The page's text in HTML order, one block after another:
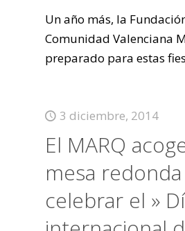
Un año más, la
Comunidad Valenciana
preparado para estas
3 diciembre, 2014
El MARQ
mesa
celebrar el »